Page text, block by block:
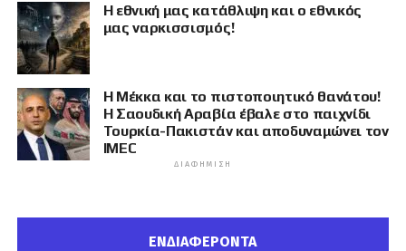
Η εθνική μας κατάθλιψη και ο εθνικός
μας ναρκισσισμός!
Η Μέκκα και το πιστοποιητικό θανάτου!
Η Σαουδική Αραβία έβαλε στο παιχνίδι
Τουρκία-Πακιστάν και αποδυναμώνει τον
IMEC
ΔΙΑΦΉΜΙΣΗ
ΕΝΔΙΑΦΕΡΟΝΤΑ